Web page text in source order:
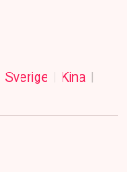
Sverige
Kina